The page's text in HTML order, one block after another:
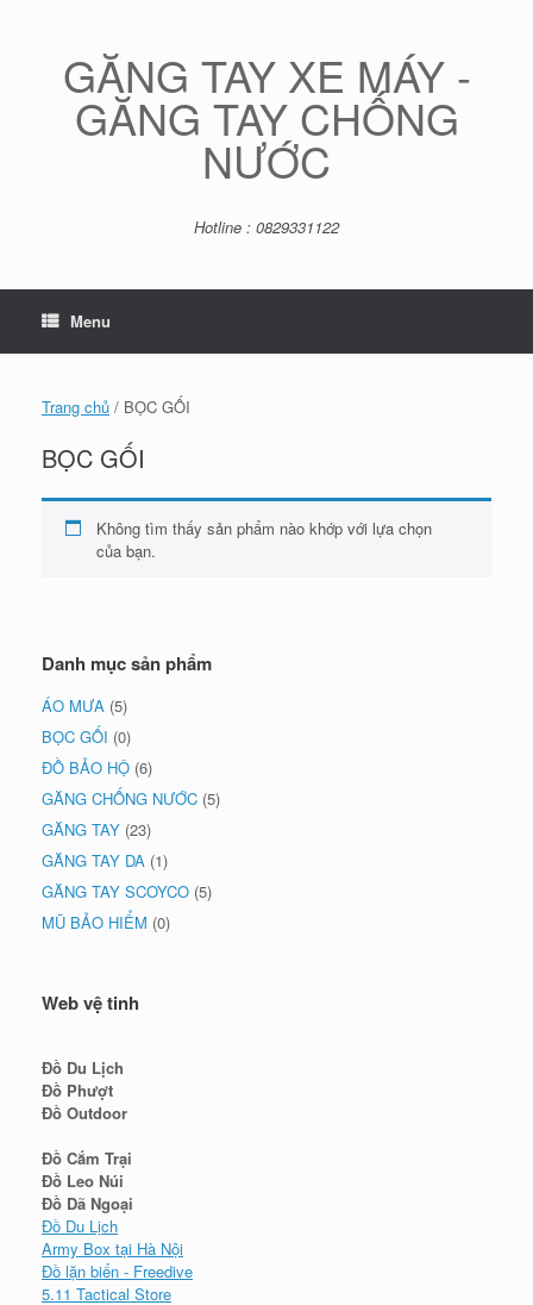
GĂNG TAY XE MÁY -
GĂNG TAY CHỐNG
NƯỚC
Hotline : 0829331122
Menu
Trang chủ / BỌC GỐI
BỌC GỐI
Không tìm thấy sản phẩm nào khớp với lựa chọn
của bạn.
Danh mục sản phẩm
ÁO MƯA (5)
BỌC GỐI (0)
ĐỒ BẢO HỘ (6)
GĂNG CHỐNG NƯỚC (5)
GĂNG TAY (23)
GĂNG TAY DA (1)
GĂNG TAY SCOYCO (5)
MŨ BẢO HIỂM (0)
Web vệ tinh
Đồ Du Lịch
Đồ Phượt
Đồ Outdoor
Đồ Cắm Trại
Đồ Leo Núi
Đồ Dã Ngoại
Đồ Du Lịch
Army Box tại Hà Nội
Đồ lặn biển - Freedive
5.11 Tactical Store